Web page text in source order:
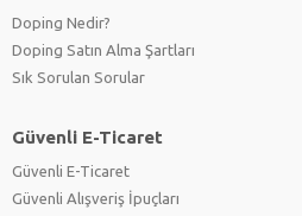
Doping Nedir?
Doping Satın Alma Şartları
Sık Sorulan Sorular
Güvenli E-Ticaret
Güvenli E-Ticaret
Güvenli Alışveriş İpuçları